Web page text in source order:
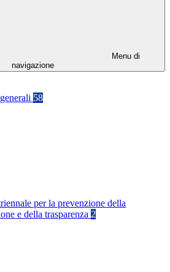
Menu di
navigazione
58
per la prevenzione della
e della trasparenza 2